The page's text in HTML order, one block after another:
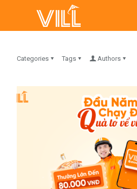
Categories Tags Authors